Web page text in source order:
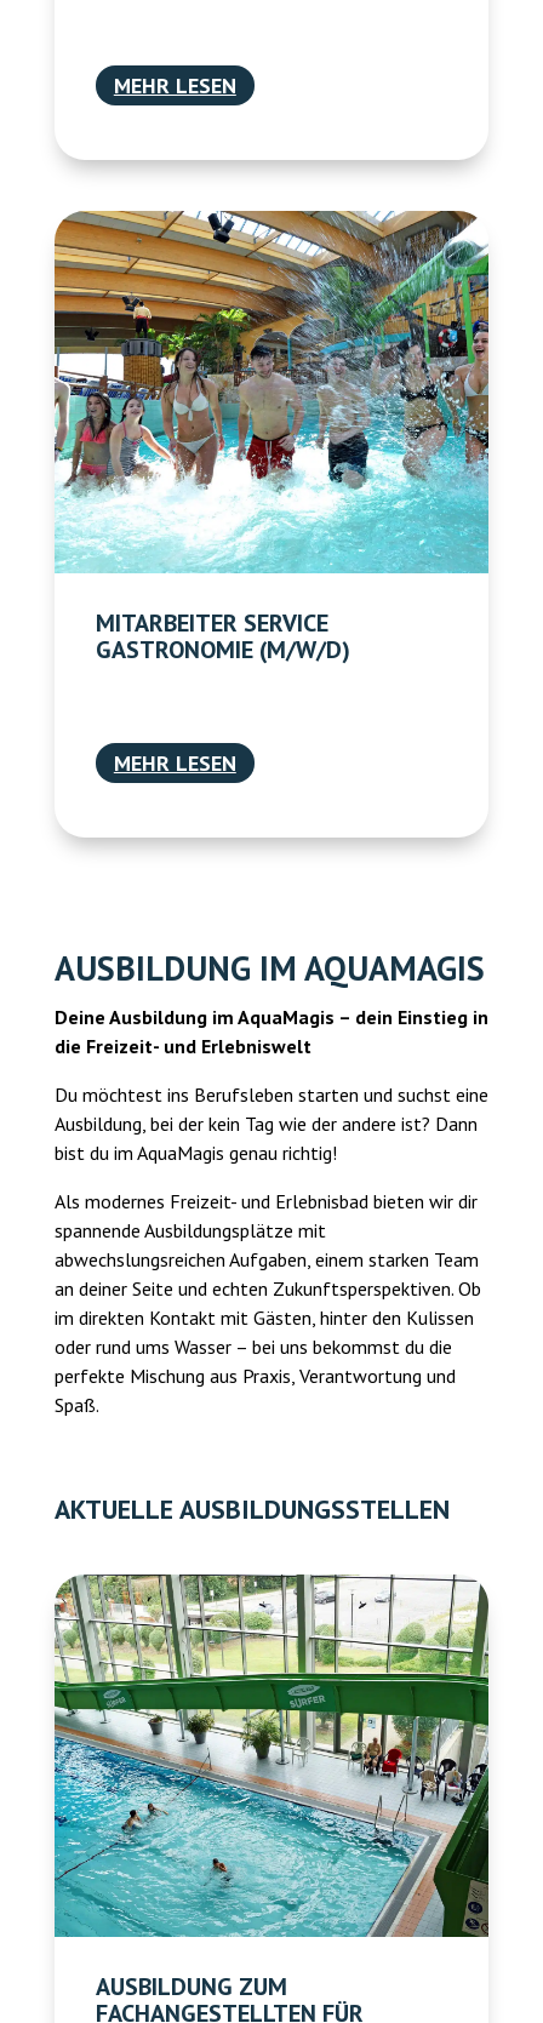
MEHR LESEN
MITARBEITER SERVICE
GASTRONOMIE (M/W/D)
MEHR LESEN
AUSBILDUNG IM AQUAMAGIS
Deine Ausbildung im AquaMagis – dein Einstieg in
die Freizeit- und Erlebniswelt
Du möchtest ins Berufsleben starten und suchst eine
Ausbildung, bei der kein Tag wie der andere ist? Dann
bist du im AquaMagis genau richtig!
Als modernes Freizeit- und Erlebnisbad bieten wir dir
spannende Ausbildungsplätze mit
abwechslungsreichen Aufgaben, einem starken Team
an deiner Seite und echten Zukunftsperspektiven. Ob
im direkten Kontakt mit Gästen, hinter den Kulissen
oder rund ums Wasser – bei uns bekommst du die
perfekte Mischung aus Praxis, Verantwortung und
Spaß.
AKTUELLE AUSBILDUNGSSTELLEN
AUSBILDUNG ZUM
FACHANGESTELLTEN FÜR